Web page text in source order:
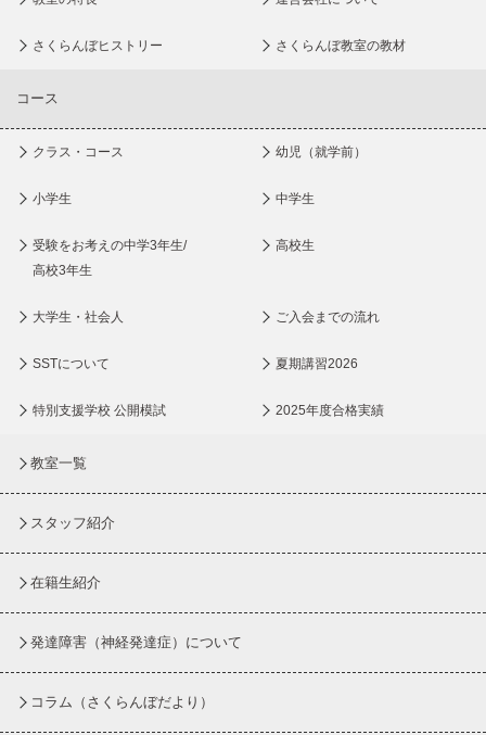
さくらんぼヒストリー さくらんぼ教室の教材
コース
クラス・コース 幼児（就学前）
小学生 中学生
受験をお考えの中学3年生/
高校3年生
高校生
大学生・社会人 ご入会までの流れ
SSTについて 夏期講習2026
特別支援学校 公開模試 2025年度合格実績
教室一覧
スタッフ紹介
在籍生紹介
発達障害（神経発達症）について
コラム （さくらんぼだより）